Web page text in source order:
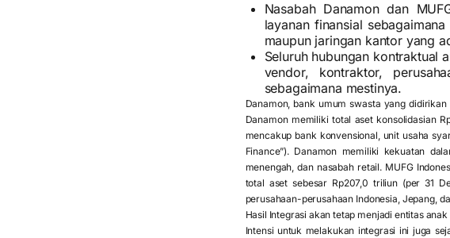
Nasabah Danamon dan
layanan finansial
maupun jaringan kantor yang
Seluruh hubungan kontraktual
vendor, kontraktor,
sebagaimana mestinya.
Danamon, bank umum swasta yang
Danamon memiliki total aset konsolidasian
mencakup bank konvensional, unit usaha
Finance”). Danamon memiliki kekuatan
menengah, dan nasabah retail. MUFG
total aset sebesar Rp207,0 triliun (per 31
perusahaan-perusahaan Indonesia, Jepang,
Hasil Integrasi akan tetap menjadi entitas
Intensi untuk melakukan integrasi ini juga